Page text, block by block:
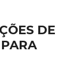
DE